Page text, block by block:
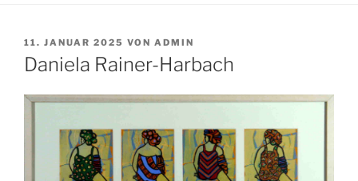
VERÖFFENTLICHT
AM
11. JANUAR 2025 VON ADMIN
Daniela Rainer-Harbach